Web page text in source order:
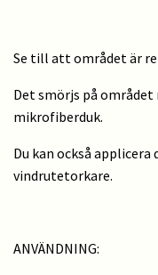
Se till att området är
Det smörjs på området
mikrofiberduk.
Du kan också
vindrutetorkare.
ANVÄNDNING: